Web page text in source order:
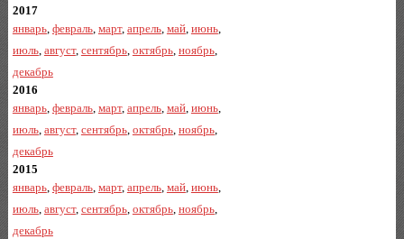
2017
январь, февраль, март, апрель, май, июнь,
июль, август, сентябрь, октябрь, ноябрь,
декабрь
2016
январь, февраль, март, апрель, май, июнь,
июль, август, сентябрь, октябрь, ноябрь,
декабрь
2015
январь, февраль, март, апрель, май, июнь,
июль, август, сентябрь, октябрь, ноябрь,
декабрь